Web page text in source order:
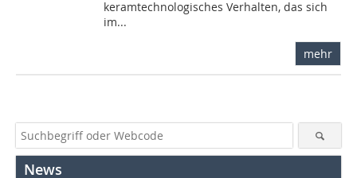
keramtechnologisches Verhalten, das sich
im...
mehr
News